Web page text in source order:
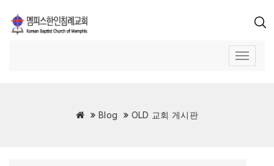
Blog OLD 교회 게시판